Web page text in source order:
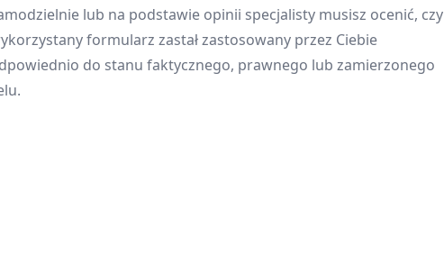
lub na podstawie opinii specjalisty musisz ocenić, czy
formularz zastał zastosowany przez Ciebie
do stanu faktycznego, prawnego lub zamierzonego